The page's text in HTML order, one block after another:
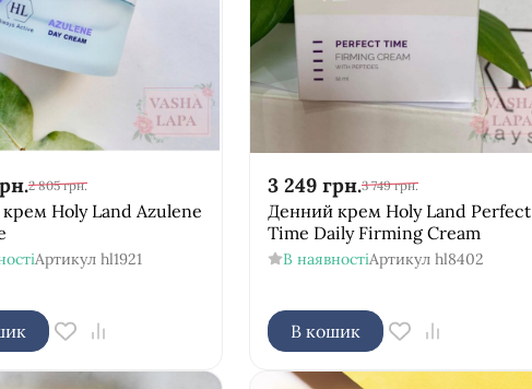
2 805 грн.
Holy Land Azulene
Артикул hl1921
3 249 грн.3 749 грн.
Денний крем Holy Land Perfect
Time Daily Firming Cream
В наявностіАртикул hl8402
В кошик